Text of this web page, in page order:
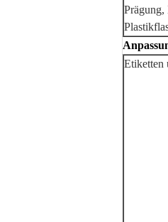
Prägung,
Etiketten